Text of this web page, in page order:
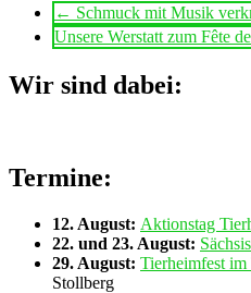
← Schmuck mit Musik
Unsere Werstatt zum Fête
Wir sind dabei:
Termine:
12. August: Aktionstag
22. und 23. August:
29. August: Tierheimfest
Stollberg